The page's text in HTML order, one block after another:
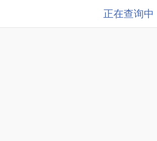
正在查询中